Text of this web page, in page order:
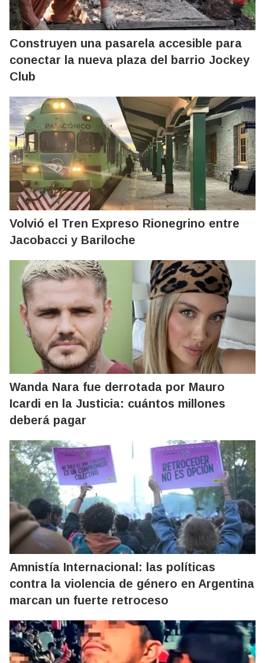
Construyen una pasarela accesible para
conectar la nueva plaza del barrio Jockey
Club
Volvió el Tren Expreso Rionegrino entre
Jacobacci y Bariloche
Wanda Nara fue derrotada por Mauro
Icardi en la Justicia: cuántos millones
deberá pagar
Amnistía Internacional: las políticas
contra la violencia de género en Argentina
marcan un fuerte retroceso